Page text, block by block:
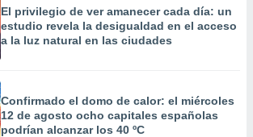
El privilegio de ver amanecer cada día: un
estudio revela la desigualdad en el acceso
a la luz natural en las ciudades
Confirmado el domo de calor: el miércoles
12 de agosto ocho capitales españolas
podrían alcanzar los 40 ºC